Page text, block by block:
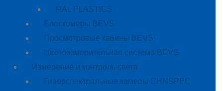
RAL PLASTICS
Блескомеры BEVS
Просмотровые кабины BEVS
Цветоизмерительная система BEVS
Измерение и контроль света
Гиперспектральные камеры CHNSPEC